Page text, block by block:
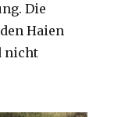
Die
Haien
nicht